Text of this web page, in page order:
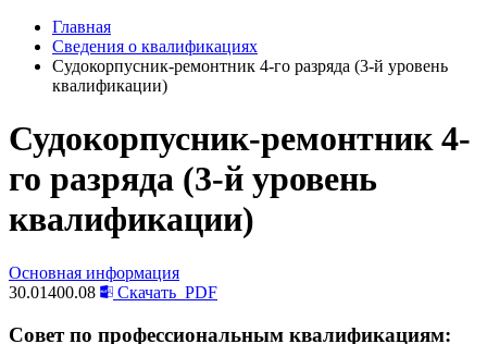
Главная
Сведения о квалификациях
Судокорпусник-ремонтник 4-го разряда (3-й уровень
квалификации)
Судокорпусник-ремонтник 4-
го разряда (3-й уровень
квалификации)
Основная информация
30.01400.08
Скачать PDF
Совет по профессиональным квалификациям: